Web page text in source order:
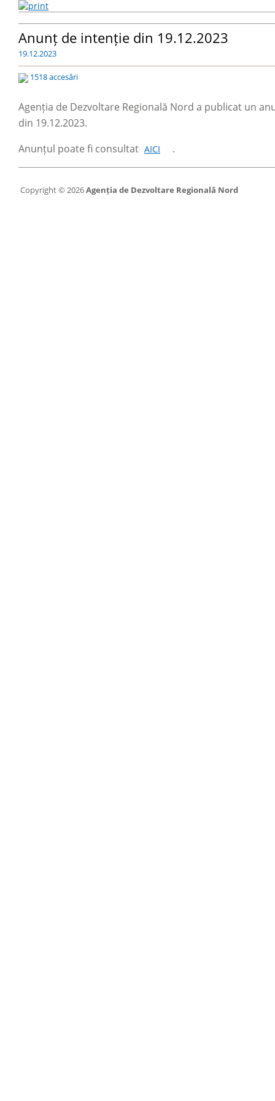
Anunț de intenție din 19.12.2023
19.12.2023
1518 accesări
Agenția de Dezvoltare Regională Nord a publicat un
din 19.12.2023.
Anunțul poate fi consultat AICI .
Copyright © 2026Agenția de Dezvoltare Regională Nord